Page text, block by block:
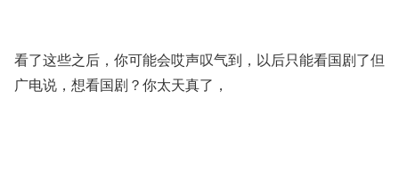
看了这些之后，你可能会哎声叹气到，以后只能看国剧了但
广电说，想看国剧？你太天真了，